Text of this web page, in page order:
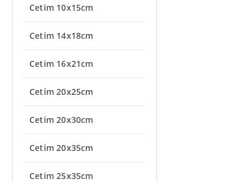
Cetim 10x15cm
Cetim 14x18cm
Cetim 16x21cm
Cetim 20x25cm
Cetim 20x30cm
Cetim 20x35cm
Cetim 25x35cm